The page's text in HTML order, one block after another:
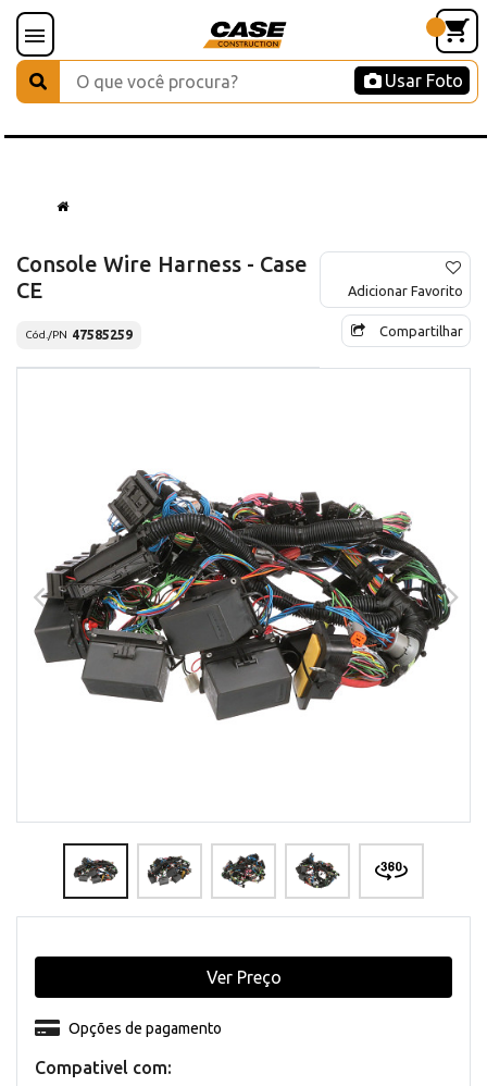
Usar Foto
Console Wire Harness - Case
CE
Cód./PN 47585259
Adicionar Favorito
Compartilhar
Compativel com:
Opções de pagamento
Ver Preço